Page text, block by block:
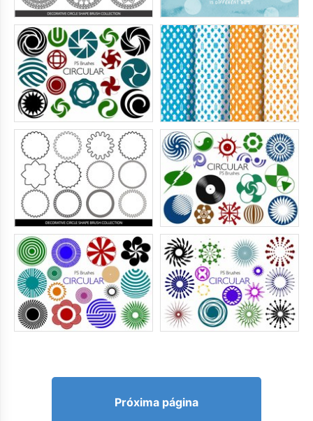
Próxima página